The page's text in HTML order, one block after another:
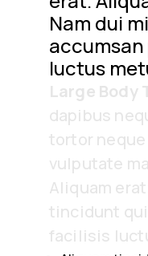
Nam dui
luctus
Large Body
dapibus
tortor
vulputate
Aliquam
tincidunt
facilisis